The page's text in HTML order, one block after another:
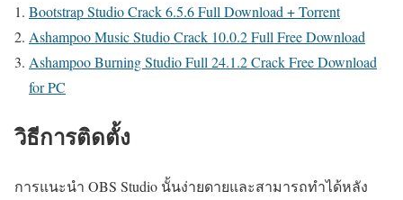
Bootstrap Studio Crack 6.5.6 Full Download + Torrent
Ashampoo Music Studio Crack 10.0.2 Full Free Download
Ashampoo Burning Studio Full 24.1.2 Crack Free Download
for PC
วิธีการติดตั้ง
การแนะนำ OBS Studio นั้นง่ายดายและสามารถทำได้หลัง